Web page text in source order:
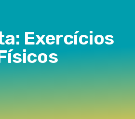
Exercícios